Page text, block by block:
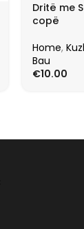
Dritë me
copë
Home,
Bau
€10.00